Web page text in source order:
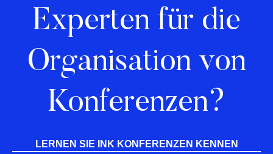
Experten für die
Organisation von
Konferenzen?
LERNEN SIE INK KONFERENZEN KENNEN